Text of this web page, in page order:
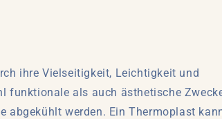
e
ihre Vielseitigkeit, Leichtigkeit und
funktionale als auch ästhetische
abgekühlt werden. Ein Thermoplast